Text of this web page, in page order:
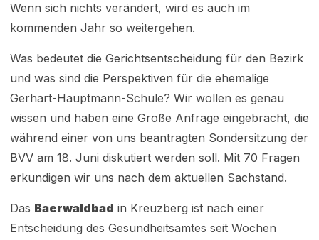
Wenn sich nichts verändert, wird es auch im
kommenden Jahr so weitergehen.
Was bedeutet die Gerichtsentscheidung für den Bezirk
und was sind die Perspektiven für die ehemalige
Gerhart-Hauptmann-Schule? Wir wollen es genau
wissen und haben eine Große Anfrage eingebracht, die
während einer von uns beantragten Sondersitzung der
BVV am 18. Juni diskutiert werden soll. Mit 70 Fragen
erkundigen wir uns nach dem aktuellen Sachstand.
Das Baerwaldbad in Kreuzberg ist nach einer
Entscheidung des Gesundheitsamtes seit Wochen